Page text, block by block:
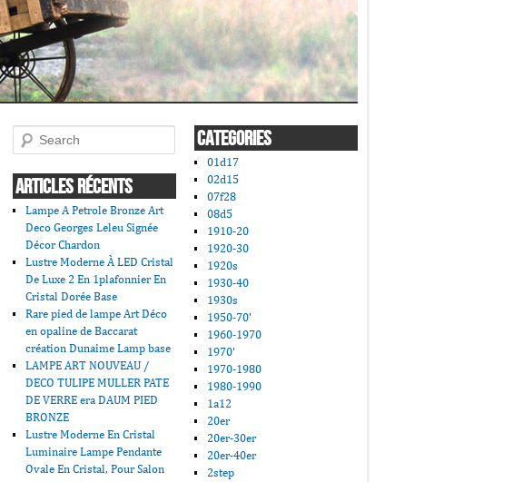
Search
ARTICLES RÉCENTS
Lampe A Petrole Bronze Art
Deco Georges Leleu Signée
Décor Chardon
Lustre Moderne À LED Cristal
De Luxe 2 En 1plafonnier En
Cristal Dorée Base
Rare pied de lampe Art Déco
en opaline de Baccarat
création Dunaime Lamp base
LAMPE ART NOUVEAU /
DECO TULIPE MULLER PATE
DE VERRE era DAUM PIED
BRONZE
Lustre Moderne En Cristal
Luminaire Lampe Pendante
Ovale En Cristal, Pour Salon
CATEGORIES
01d17
02d15
07f28
08d5
1910-20
1920-30
1920s
1930-40
1930s
1950-70'
1960-1970
1970'
1970-1980
1980-1990
1a12
20er
20er-30er
20er-40er
2step